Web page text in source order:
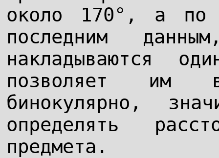
около 170°, а по
последним
накладываются
позволяет им
бинокулярно,
определять
предмета.